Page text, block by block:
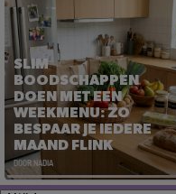
SLIM
BOODSCHAPPEN
DOEN MET EEN
WEEKMENU: ZO
BESPAAR JE IEDERE
MAAND FLINK
DOOR NADIA